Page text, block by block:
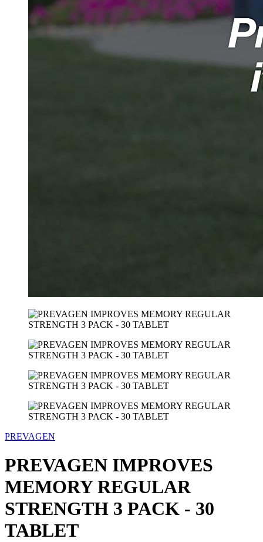
PREVAGEN
PREVAGEN IMPROVES
MEMORY REGULAR
STRENGTH 3 PACK - 30
TABLET